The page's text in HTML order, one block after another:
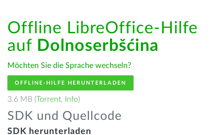
Offline LibreOffice-Hilfe
auf Dolnoserbšćina
Möchten Sie die Sprache wechseln?
OFFLINE-HILFE HERUNTERLADEN
3.6 MB (Torrent, Info)
SDK und Quellcode
SDK herunterladen